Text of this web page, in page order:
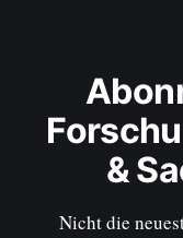
&
Nicht die